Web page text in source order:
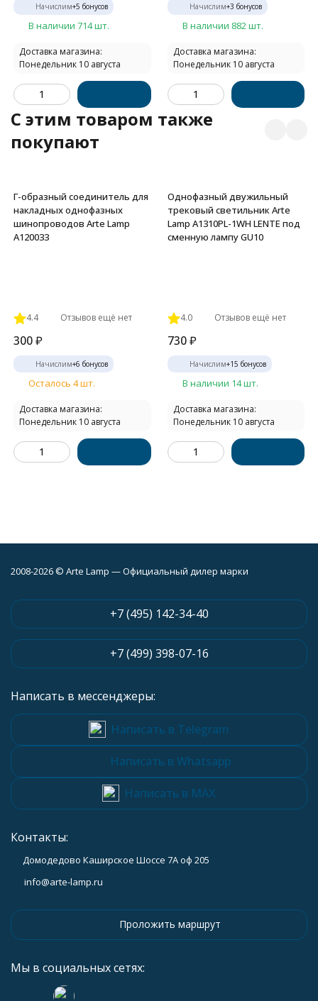
Начислим+5 бонусов
В наличии 714 шт.
Доставка магазина:
Понедельник 10 августа
Начислим+3 бонусов
В наличии 882 шт.
Доставка магазина:
Понедельник 10 августа
C этим товаром также
покупают
Г-образный соединитель для
накладных однофазных
шинопроводов Arte Lamp
A120033
4.4 Отзывов ещё нет
300₽
Начислим+6 бонусов
Осталось 4 шт.
Доставка магазина:
Понедельник 10 августа
Однофазный двужильный
трековый светильник Arte
Lamp A1310PL-1WH LENTE под
сменную лампу GU10
4.0 Отзывов ещё нет
730 ₽
Начислим+15 бонусов
В наличии 14 шт.
Доставка магазина:
Понедельник 10 августа
2008-2026 © Arte Lamp — Официальный дилер марки
+7 (495) 142-34-40
+7 (499) 398-07-16
Написать в мессенджеры:
Написать в Telegram
Написать в Whatsapp
Написать в MAX
Контакты:
Домодедово Каширское Шоссе 7А оф 205
info@arte-lamp.ru
Проложить маршрут
Мы в социальных сетях: